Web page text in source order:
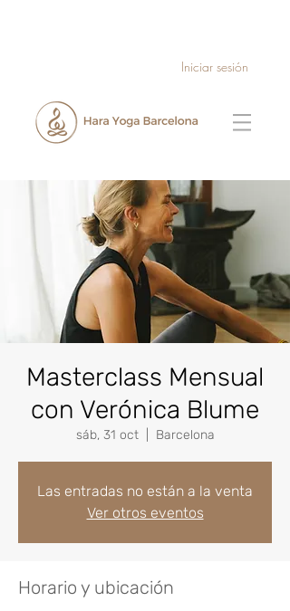
Iniciar sesión
Masterclass Mensual
con Verónica Blume
sáb, 31 oct
  |
Barcelona
Las entradas no están a la venta
Ver otros eventos
Horario y ubicación